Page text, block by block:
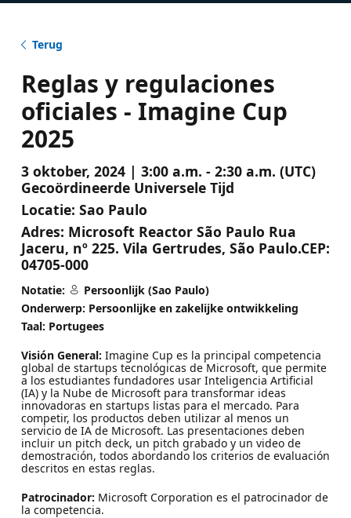
Terug
Reglas y regulaciones
oficiales - Imagine Cup
2025
3 oktober, 2024 | 3:00 a.m. - 2:30 a.m. (UTC)
Gecoördineerde Universele Tijd
Locatie: Sao Paulo
Adres: Microsoft Reactor São Paulo Rua
Jaceru, nº 225. Vila Gertrudes, São Paulo.CEP:
04705-000
Notatie:
Persoonlijk (Sao Paulo)
Onderwerp: Persoonlijke en zakelijke ontwikkeling
Taal: Portugees
Visión General: Imagine Cup es la principal competencia
global de startups tecnológicas de Microsoft, que permite
a los estudiantes fundadores usar Inteligencia Artificial
(IA) y la Nube de Microsoft para transformar ideas
innovadoras en startups listas para el mercado. Para
competir, los productos deben utilizar al menos un
servicio de IA de Microsoft. Las presentaciones deben
incluir un pitch deck, un pitch grabado y un video de
demostración, todos abordando los criterios de evaluación
descritos en estas reglas.
Patrocinador: Microsoft Corporation es el patrocinador de
la competencia.